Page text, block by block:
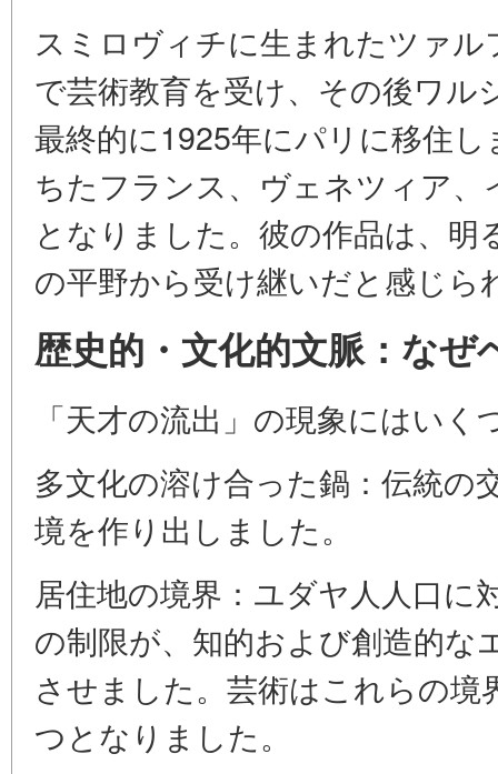
スミロヴィチに生まれたツァ
で芸術教育を受け、その後ワ
最終的に1925年にパリに移住
ちたフランス、ヴェネツィア
となりました。彼の作品は、
の平野から受け継いだと感じら
歴史的・文化的文脈：な
「天才の流出」の現象にはい
多文化の溶け合った鍋：伝統の
境を作り出しました。
居住地の境界：ユダヤ人人口に
の制限が、知的および創造的な
させました。芸術はこれらの
つとなりました。